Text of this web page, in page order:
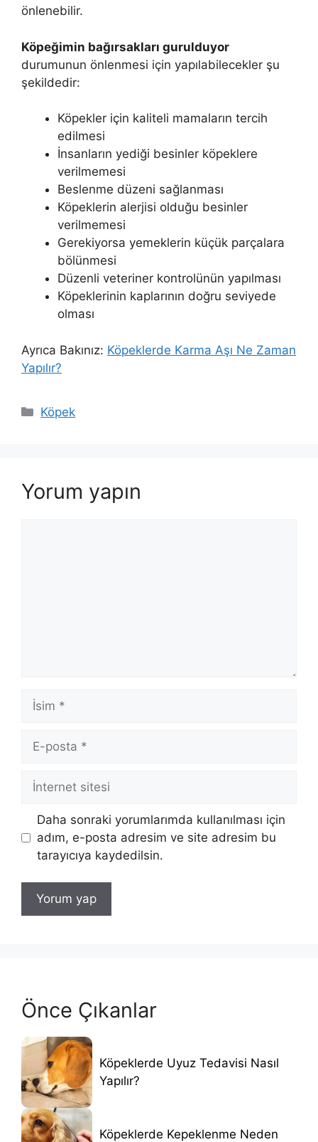
önlenebilir.
Köpeğimin bağırsakları gurulduyor
durumunun önlenmesi için yapılabilecekler şu
şekildedir:
Köpekler için kaliteli mamaların tercih
edilmesi
İnsanların yediği besinler köpeklere
verilmemesi
Beslenme düzeni sağlanması
Köpeklerin alerjisi olduğu besinler
verilmemesi
Gerekiyorsa yemeklerin küçük parçalara
bölünmesi
Düzenli veteriner kontrolünün yapılması
Köpeklerinin kaplarının doğru seviyede
olması
Ayrıca Bakınız: Köpeklerde Karma Aşı Ne Zaman
Yapılır?
Kategoriler
Köpek
Yorum yapın
İsim
posta
İnternet
sitesi
Daha sonraki yorumlarımda kullanılması için
adım, e-posta adresim ve site adresim bu
tarayıcıya kaydedilsin.
Önce Çıkanlar
Köpeklerde Uyuz Tedavisi Nasıl
Yapılır?
Köpeklerde Kepeklenme Neden